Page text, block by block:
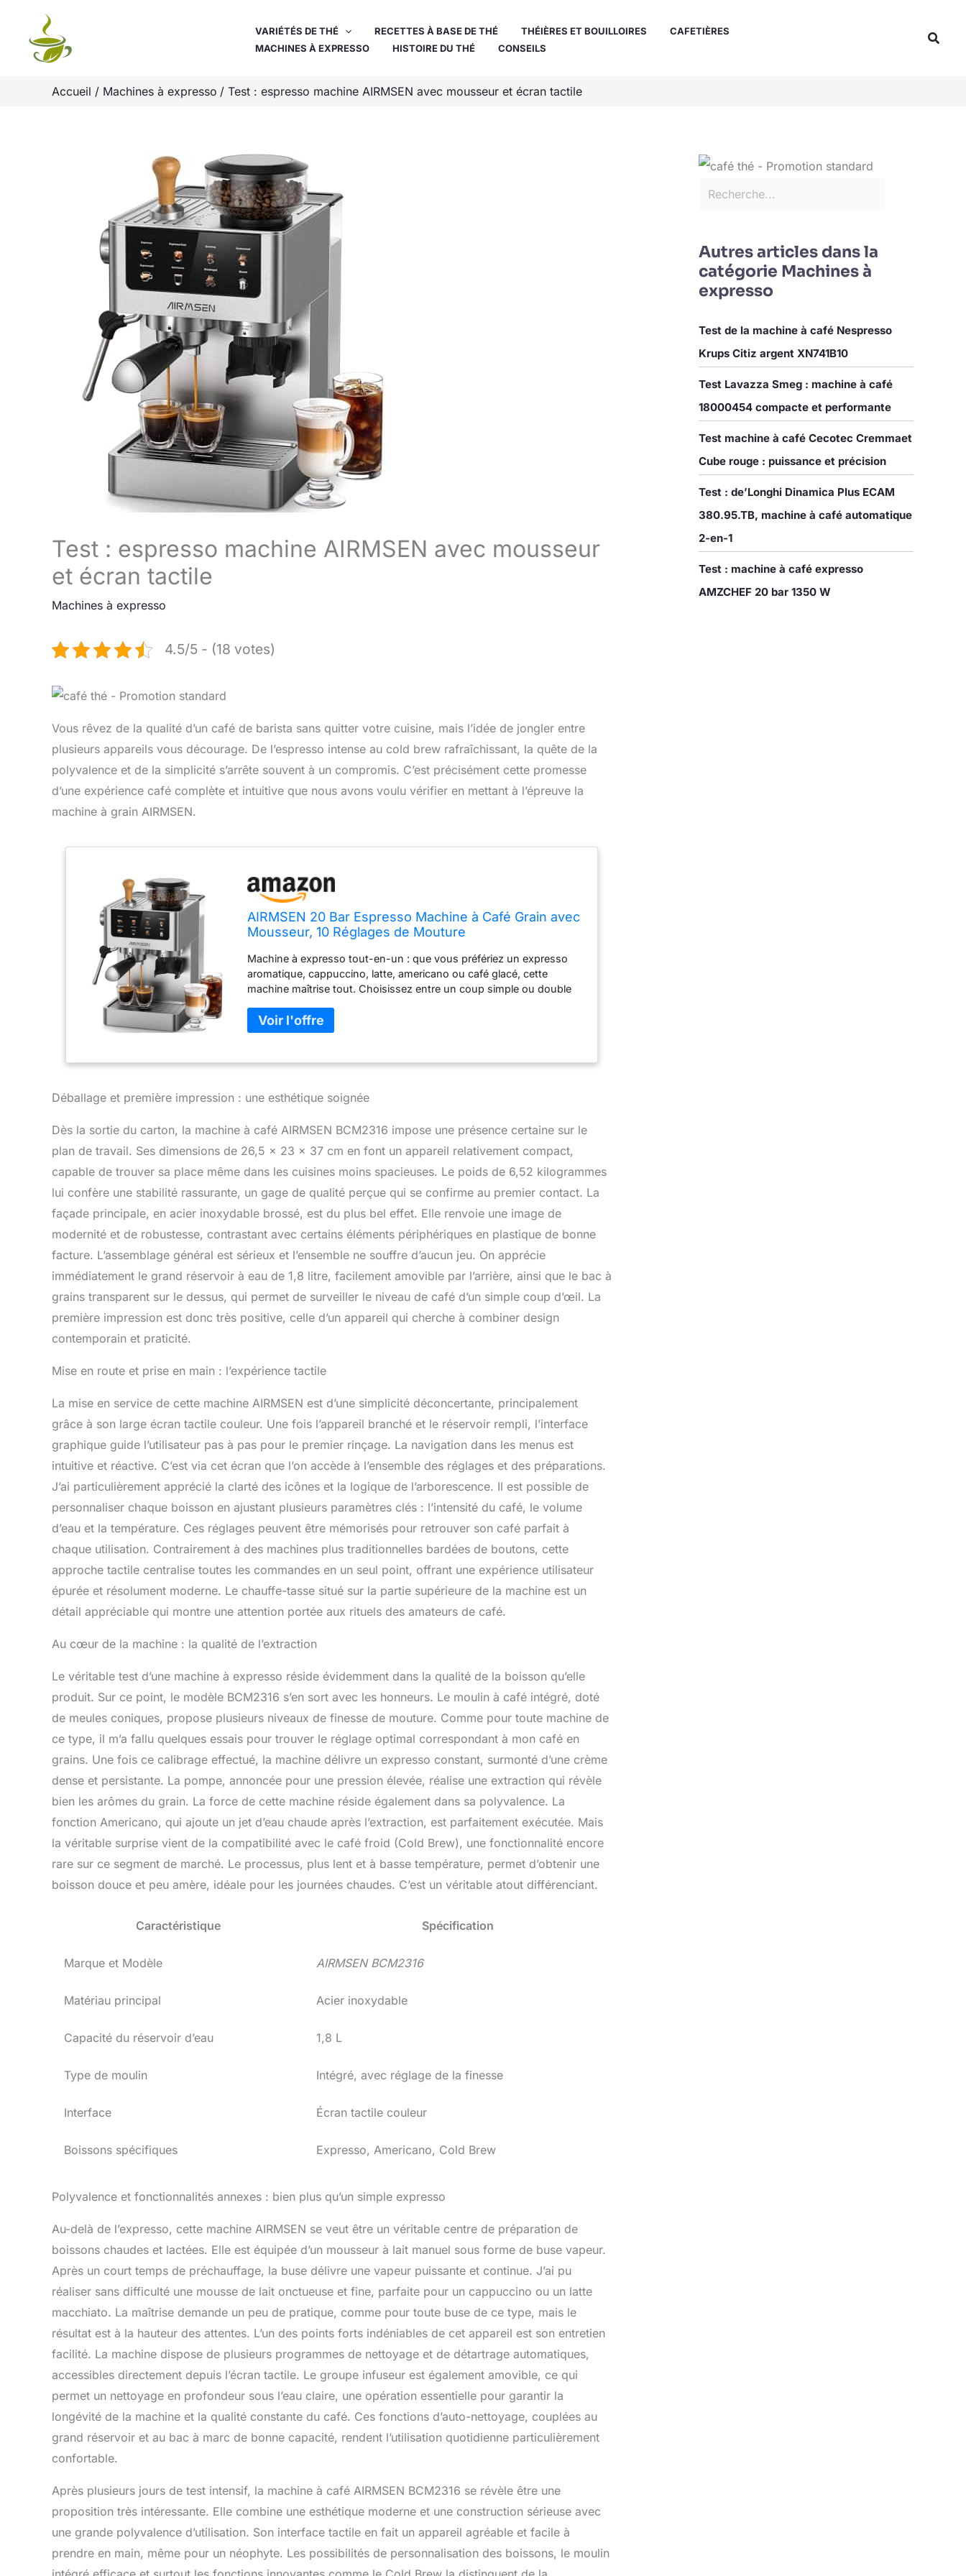
contenu
VARIÉTÉS DE THÉ RECETTES À BASE DE THÉ THÉIÈRES ET BOUILLOIRES
CAFETIÈRES
MACHINES À EXPRESSO
HISTOIRE DU THÉ CONSEILS
Accueil Machines à expresso Test : espresso machine AIRMSEN avec mousseur et écran tactile
Test : espresso machine AIRMSEN avec mousseur
et écran tactile
Machines à expresso
4.5/5 - (18 votes)
Vous rêvez de la qualité d’un café de barista sans quitter votre cuisine, mais l’idée de jongler entre
plusieurs appareils vous décourage. De l’espresso intense au cold brew rafraîchissant, la quête de la
polyvalence et de la simplicité s’arrête souvent à un compromis. C’est précisément cette promesse
d’une expérience café complète et intuitive que nous avons voulu vérifier en mettant à l’épreuve la
machine à grain AIRMSEN.
AIRMSEN 20 Bar Espresso Machine à Café Grain avec
Mousseur, 10 Réglages de Mouture
Machine à expresso tout-en-un : que vous préfériez un expresso
aromatique, cappuccino, latte, americano ou café glacé, cette
machine maîtrise tout. Choisissez entre un coup simple ou double
préférences. Devenez facilement votre propre barista à domicile
Machine à expresso avec buse vapeur pour mousser le lait :
automatique crée manuellement une micro-mousse crémeuse pour
peut être nettoyée en quelques secondes sans laisser de résidus –
à expresso avec broyeur conique : le broyeur conique à 10 degrés
de mouture (de l'expresso à la French Press) garantit des arômes
constants. Les broyeurs amovibles en acier inoxydable 3Cr13 se
nettoient sans outil en 10 secondes. Le design à jet d'air empêche le
+ anneau) minimise le désordre. Extraction haute pression : pompe
professionnelle de 20 bars avec moteur de 1350 W et technologie
pré-infusion : par rapport aux machines de 15 bars, elle extrait plus
d'arômes et d'huiles de café pour un goût corsé Contrôle tactile :
panneau tactile LED intuitif pour un plaisir instantané du café -
Utilisation facile, opération rapide Boîtier en acier inoxydable : le
design à quatre côtés en acier inoxydable allie durabilité et
esthétique moderne pour n'importe quelle cuisine. Design pratique :
dimensions compactes (20 x 26 x 37 cm) avec une grande capacité
et le remplissage.
Déballage et première impression : une esthétique soignée
Dès la sortie du carton, la machine à café AIRMSEN BCM2316 impose une présence certaine sur le
plan de travail. Ses dimensions de 26,5 x 23 x 37 cm en font un appareil relativement compact,
capable de trouver sa place même dans les cuisines moins spacieuses. Le poids de 6,52 kilogrammes
lui confère une stabilité rassurante, un gage de qualité perçue qui se confirme au premier contact. La
façade principale, en acier inoxydable brossé, est du plus bel effet. Elle renvoie une image de
modernité et de robustesse, contrastant avec certains éléments périphériques en plastique de bonne
facture. L’assemblage général est sérieux et l’ensemble ne souffre d’aucun jeu. On apprécie
immédiatement le grand réservoir à eau de 1,8 litre, facilement amovible par l’arrière, ainsi que le bac à
grains transparent sur le dessus, qui permet de surveiller le niveau de café d’un simple coup d’œil. La
première impression est donc très positive, celle d’un appareil qui cherche à combiner design
contemporain et praticité.
Mise en route et prise en main : l’expérience tactile
La mise en service de cette machine AIRMSEN est d’une simplicité déconcertante, principalement
grâce à son large écran tactile couleur. Une fois l’appareil branché et le réservoir rempli, l’interface
graphique guide l’utilisateur pas à pas pour le premier rinçage. La navigation dans les menus est
intuitive et réactive. C’est via cet écran que l’on accède à l’ensemble des réglages et des préparations.
J’ai particulièrement apprécié la clarté des icônes et la logique de l’arborescence. Il est possible de
personnaliser chaque boisson en ajustant plusieurs paramètres clés : l’intensité du café, le volume
d’eau et la température. Ces réglages peuvent être mémorisés pour retrouver son café parfait à
chaque utilisation. Contrairement à des machines plus traditionnelles bardées de boutons, cette
approche tactile centralise toutes les commandes en un seul point, offrant une expérience utilisateur
épurée et résolument moderne. Le chauffe-tasse situé sur la partie supérieure de la machine est un
détail appréciable qui montre une attention portée aux rituels des amateurs de café.
Au cœur de la machine : la qualité de l’extraction
Le véritable test d’une machine à expresso réside évidemment dans la qualité de la boisson qu’elle
produit. Sur ce point, le modèle BCM2316 s’en sort avec les honneurs. Le moulin à café intégré, doté
de meules coniques, propose plusieurs niveaux de finesse de mouture. Comme pour toute machine de
ce type, il m’a fallu quelques essais pour trouver le réglage optimal correspondant à mon café en
grains. Une fois ce calibrage effectué, la machine délivre un expresso constant, surmonté d’une crème
dense et persistante. La pompe, annoncée pour une pression élevée, réalise une extraction qui révèle
bien les arômes du grain. La force de cette machine réside également dans sa polyvalence. La
fonction Americano, qui ajoute un jet d’eau chaude après l’extraction, est parfaitement exécutée. Mais
la véritable surprise vient de la compatibilité avec le café froid (Cold Brew), une fonctionnalité encore
rare sur ce segment de marché. Le processus, plus lent et à basse température, permet d’obtenir une
boisson douce et peu amère, idéale pour les journées chaudes. C’est un véritable atout différenciant.
Caractéristique Spécification
Marque et Modèle AIRMSEN BCM2316
Matériau principal Acier inoxydable
Capacité du réservoir d’eau 1,8 L
Type de moulin Intégré, avec réglage de la finesse
Interface Écran tactile couleur
Boissons spécifiques Expresso, Americano, Cold Brew
Polyvalence et fonctionnalités annexes : bien plus qu’un simple expresso
Au-delà de l’expresso, cette machine AIRMSEN se veut être un véritable centre de préparation de
boissons chaudes et lactées. Elle est équipée d’un mousseur à lait manuel sous forme de buse vapeur.
Après un court temps de préchauffage, la buse délivre une vapeur puissante et continue. J’ai pu
réaliser sans difficulté une mousse de lait onctueuse et fine, parfaite pour un cappuccino ou un latte
macchiato. La maîtrise demande un peu de pratique, comme pour toute buse de ce type, mais le
résultat est à la hauteur des attentes. L’un des points forts indéniables de cet appareil est son entretien
facilité. La machine dispose de plusieurs programmes de nettoyage et de détartrage automatiques,
accessibles directement depuis l’écran tactile. Le groupe infuseur est également amovible, ce qui
permet un nettoyage en profondeur sous l’eau claire, une opération essentielle pour garantir la
longévité de la machine et la qualité constante du café. Ces fonctions d’auto-nettoyage, couplées au
grand réservoir et au bac à marc de bonne capacité, rendent l’utilisation quotidienne particulièrement
confortable.
Après plusieurs jours de test intensif, la machine à café AIRMSEN BCM2316 se révèle être une
proposition très intéressante. Elle combine une esthétique moderne et une construction sérieuse avec
une grande polyvalence d’utilisation. Son interface tactile en fait un appareil agréable et facile à
prendre en main, même pour un néophyte. Les possibilités de personnalisation des boissons, le moulin
Autres articles dans la
catégorie Machines à
expresso
Test de la machine à café Nespresso
Krups Citiz argent XN741B10
Test Lavazza Smeg : machine à café
18000454 compacte et performante
Test machine à café Cecotec Cremmaet
Cube rouge : puissance et précision
Test : de’Longhi Dinamica Plus ECAM
380.95.TB, machine à café automatique
2-en-1
Test : machine à café expresso
AMZCHEF 20 bar 1350 W